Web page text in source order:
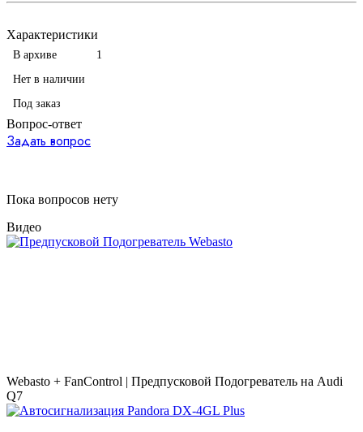
Характеристики
В архиве
1
Нет в наличии
Под заказ
Вопрос-ответ
Задать вопрос
Пока вопросов нету
Видео
Webasto + FanControl | Предпусковой Подогреватель на Audi
Q7